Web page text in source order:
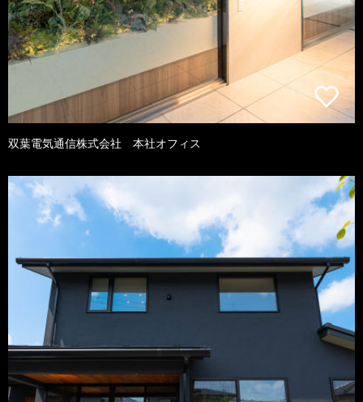
双葉電気通信株式会社 本社オフィス